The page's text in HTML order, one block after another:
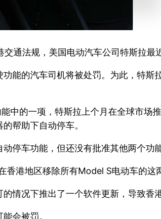
通法规，美国电动汽车公司特斯拉
能的汽车司机将被处罚。为此，特
中的一项，特斯拉上个月在全球市
帮助下自动停车。
停车功能，但还没有批准其他两个功能
港地区移除所有Model S电动车的这
情况下推出了一个软件更新，导致香
会被罚。